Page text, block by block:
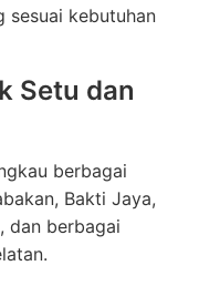
sesuai kebutuhan
Setu dan
berbagai
Bakti Jaya,
dan berbagai